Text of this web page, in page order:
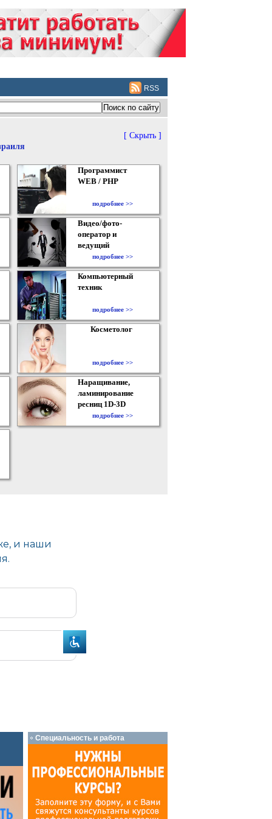
RSS
[ Скрыть ]
Программист
WEB / PHP
подробнее >>
Видео/фото-
оператор и
ведущий
подробнее >>
Компьютерный
техник
подробнее >>
Косметолог
подробнее >>
Наращивание,
ламинирование
ресниц 1D-3D
подробнее >>
Специальность и работа